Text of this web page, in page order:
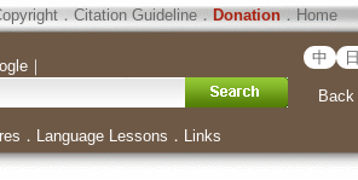
．Citation Guideline． Donation．Home
｜ 中 日
Back
． Language Lessons ． Links